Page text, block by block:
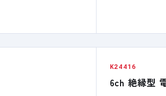
K24416
6ch 絶縁型